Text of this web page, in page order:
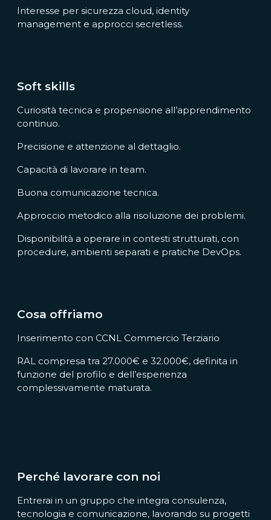
Interesse per sicurezza cloud, identity
management e approcci secretless.
Soft skills
Curiosità tecnica e propensione all’apprendimento
continuo.
Precisione e attenzione al dettaglio.
Capacità di lavorare in team.
Buona comunicazione tecnica.
Approccio metodico alla risoluzione dei problemi.
Disponibilità a operare in contesti strutturati, con
procedure, ambienti separati e pratiche DevOps.
Cosa offriamo
Inserimento con CCNL Commercio Terziario
RAL compresa tra 27.000€ e 32.000€, definita in
funzione del profilo e dell’esperienza
complessivamente maturata.
Perché lavorare con noi
Entrerai in un gruppo che integra consulenza,
tecnologia e comunicazione, lavorando su progetti